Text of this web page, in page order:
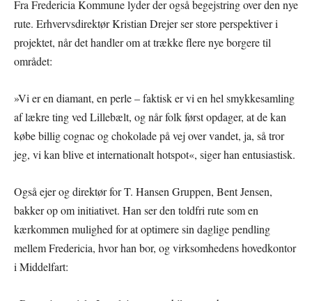
Fra Fredericia Kommune lyder der også begejstring over den nye
rute. Erhvervsdirektør Kristian Drejer ser store perspektiver i
projektet, når det handler om at trække flere nye borgere til
området:
»Vi er en diamant, en perle – faktisk er vi en hel smykkesamling
af lækre ting ved Lillebælt, og når folk først opdager, at de kan
købe billig cognac og chokolade på vej over vandet, ja, så tror
jeg, vi kan blive et internationalt hotspot«, siger han entusiastisk.
Også ejer og direktør for T. Hansen Gruppen, Bent Jensen,
bakker op om initiativet. Han ser den toldfri rute som en
kærkommen mulighed for at optimere sin daglige pendling
mellem Fredericia, hvor han bor, og virksomhedens hovedkontor
i Middelfart: